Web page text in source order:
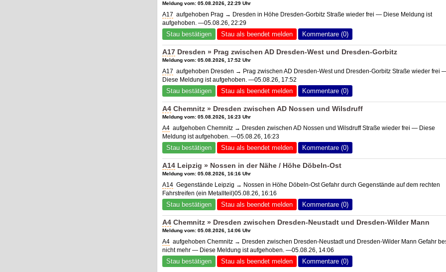
Meldung vom: 05.08.2026, 22:29 Uhr
A17 aufgehoben Prag → Dresden in Höhe Dresden-Gorbitz Straße wieder frei — Diese Meldung ist
aufgehoben. —05.08.26, 22:29
Stau bestätigen Stau als beendet melden Kommentare (0)
A17 Dresden » Prag zwischen AD Dresden-West und Dresden-Gorbitz
Meldung vom: 05.08.2026, 17:52 Uhr
A17 aufgehoben Dresden → Prag zwischen AD Dresden-Westund Dresden-Gorbitz Straße wieder frei
Diese Meldung ist aufgehoben. —05.08.26, 17:52
Stau bestätigen Stau als beendet melden Kommentare (0)
A4 Chemnitz » Dresden zwischen AD Nossen und Wilsdruff
Meldung vom: 05.08.2026, 16:23 Uhr
A4 aufgehoben Chemnitz → Dresden zwischen AD Nossen und Wilsdruff Straße wieder frei — Diese
Meldung ist aufgehoben. —05.08.26, 16:23
Stau bestätigen Stau als beendet melden Kommentare (0)
A14 Leipzig » Nossen in der Nähe / Höhe Döbeln-Ost
Meldung vom: 05.08.2026, 16:16 Uhr
A14 Gegenstände Leipzig → Nossen in Höhe Döbeln-Ost Gefahr durch Gegenstände auf dem rechten
Fahrstreifen (ein Metallteil)05.08.26, 16:16
Stau bestätigen Stau als beendet melden Kommentare (0)
A4 Chemnitz » Dresden zwischen Dresden-Neustadt und Dresden-Wilder Mann
Meldung vom: 05.08.2026, 14:06 Uhr
A4 aufgehoben Chemnitz → Dresden zwischen Dresden-Neustadt und Dresden-Wilder Mann Gefahr
nicht mehr — Diese Meldung ist aufgehoben. —05.08.26, 14:06
Stau bestätigen Stau als beendet melden Kommentare (0)